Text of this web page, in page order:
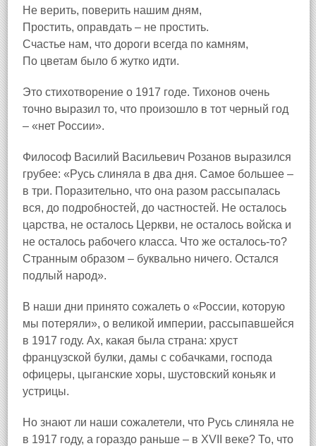
Не верить, поверить нашим дням,
Простить, оправдать – не простить.
Счастье нам, что дороги всегда по камням,
По цветам было б жутко идти.
Это стихотворение о 1917 годе. Тихонов очень
точно выразил то, что произошло в тот черный год
– «нет России».
Философ Василий Васильевич Розанов выразился
грубее: «Русь слиняла в два дня. Самое большее –
в три. Поразительно, что она разом рассыпалась
вся, до подробностей, до частностей. Не осталось
царства, не осталось Церкви, не осталось войска и
не осталось рабочего класса. Что же осталось‑то?
Странным образом – буквально ничего. Остался
подлый народ».
В наши дни принято сожалеть о «России, которую
мы потеряли», о великой империи, рассыпавшейся
в 1917 году. Ах, какая была страна: хруст
французской булки, дамы с собачками, господа
офицеры, цыганские хоры, шустовский коньяк и
устрицы.
Но знают ли наши сожалетели, что Русь слиняла не
в 1917 году, а гораздо раньше – в XVII веке? То, что